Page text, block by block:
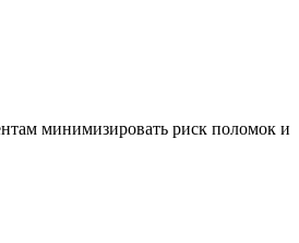
минимизировать риск поломок и